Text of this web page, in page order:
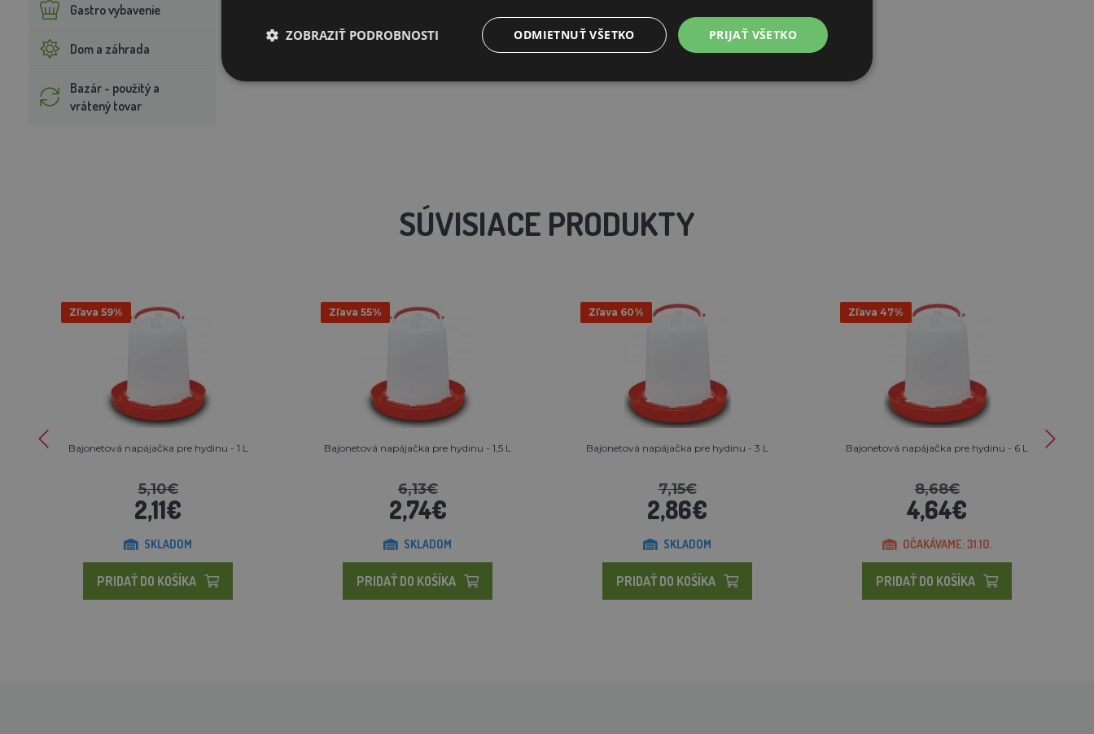
Gastro vybavenie
Dom a záhrada
Bazár - použitý a
vrátený tovar
Ø355mm
SÚVISIACE PRODUKTY
Zľava 59%
Bajonetová napájačka pre hydinu - 1 L
5,10€
2,11€
SKLADOM
PRIDAŤ DO KOŠÍKA
Zľava 55%
Bajonetová napájačka pre hydinu - 1,5 L
6,13€
2,74€
SKLADOM
PRIDAŤ DO KOŠÍKA
Zľava 60%
Bajonetová napájačka pre hydinu - 3 L
7,15€
2,86€
SKLADOM
PRIDAŤ DO KOŠÍKA
Zľava 47%
Bajonetová napájačka pre hydinu - 6 L
8,68€
4,64€
OČAKÁVAME: 31.10.
PRIDAŤ DO KOŠÍKA
PRIJAŤ VŠETKO
ODMIETNUŤ VŠETKO
ZOBRAZIŤ PODROBNOSTI